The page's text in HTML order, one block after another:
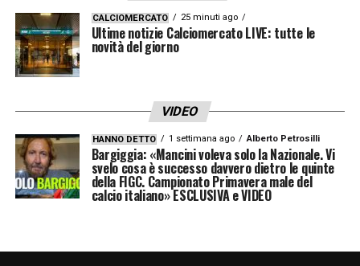
CALCIOMERCATO 25 minuti ago
Ultime notizie Calciomercato LIVE: tutte le
novità del giorno
VIDEO
HANNO DETTO 1 settimana ago Alberto Petrosilli
Bargiggia: «Mancini voleva solo la Nazionale. Vi
svelo cosa è successo davvero dietro le quinte
della FIGC. Campionato Primavera male del
calcio italiano» ESCLUSIVA e VIDEO